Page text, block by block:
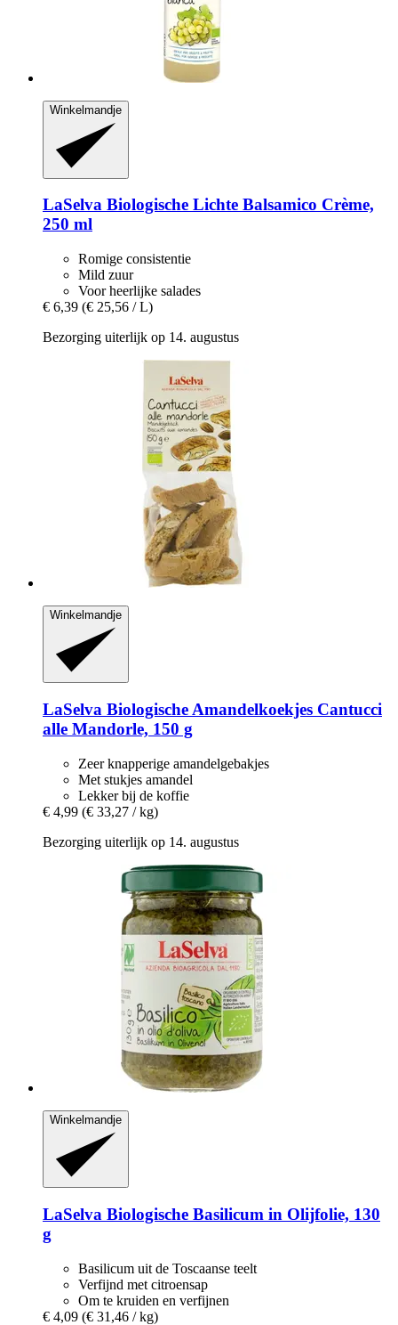
Winkelmandje
LaSelva Biologische Lichte Balsamico Crème,
250 ml
Romige consistentie
Mild zuur
Voor heerlijke salades
€ 6,39 (€ 25,56 / L)
Bezorging uiterlijk op 14. augustus
Winkelmandje
LaSelva Biologische Amandelkoekjes Cantucci
alle Mandorle, 150 g
Zeer knapperige amandelgebakjes
Met stukjes amandel
Lekker bij de koffie
€ 4,99 (€ 33,27 / kg)
Bezorging uiterlijk op 14. augustus
Winkelmandje
LaSelva Biologische Basilicum in Olijfolie, 130
g
Basilicum uit de Toscaanse teelt
Verfijnd met citroensap
Om te kruiden en verfijnen
€ 4,09 (€ 31,46 / kg)